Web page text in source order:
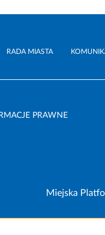
RADA MIASTA
PRAWNE
Miejska